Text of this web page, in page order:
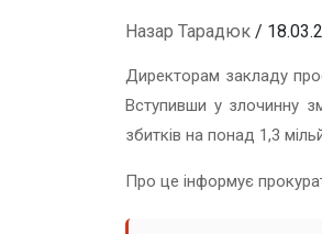
Назар Тарадюк /
Директорам закладу
Вступивши у злочинну
збитків на понад 1,3
Про це інформує